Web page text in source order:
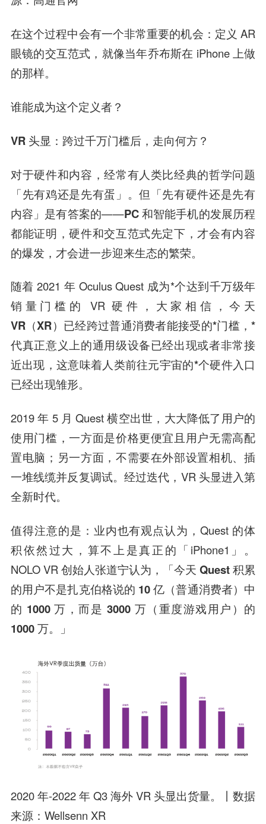
在这个过程中会有一个非常重要的机会：定义 AR
眼镜的交互范式，就像当年乔布斯在 iPhone 上做
的那样。
谁能成为这个定义者？
VR 头显：跨过千万门槛后，走向何方？
对于硬件和内容，经常有人类比经典的哲学问题
「先有鸡还是先有蛋」。但「先有硬件还是先有
内容」是有答案的——PC 和智能手机的发展历程
都能证明，硬件和交互范式先定下，才会有内容
的爆发，才会进一步迎来生态的繁荣。
随着 2021 年 Oculus Quest 成为*个达到千万级年
销量门槛的 VR 硬件，大家相信，今天
VR（XR）已经跨过普通消费者能接受的*门槛，*
代真正意义上的通用级设备已经出现或者非常接
近出现，这意味着人类前往元宇宙的*个硬件入口
已经出现雏形。
2019 年 5 月 Quest 横空出世，大大降低了用户的
使用门槛，一方面是价格更便宜且用户无需高配
置电脑；另一方面，不需要在外部设置相机、插
一堆线缆并反复调试。经过迭代，VR 头显进入第
全新时代。
值得注意的是：业内也有观点认为，Quest 的体
积依然过大，算不上是真正的「iPhone1」。
NOLO VR 创始人张道宁认为，
「今天 Quest 积累
的用户不是扎克伯格说的 10 亿（普通消费者）中
的 1000 万，而是 3000 万（重度游戏用户）的
1000 万。」
2020 年-2022 年 Q3 海外 VR 头显出货量。丨数据
来源：Wellsenn XR